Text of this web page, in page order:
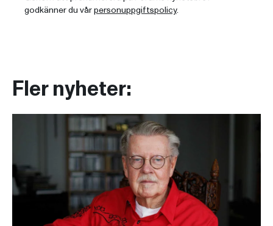
godkänner du vårpersonuppgiftspolicy.
Fler nyheter: